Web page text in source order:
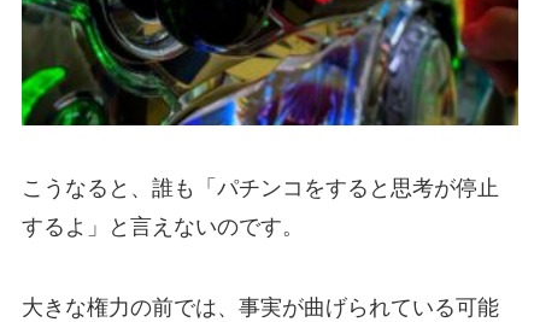
こうなると、誰も「パチンコをすると思考が停止
するよ」と言えないのです。
大きな権力の前では、事実が曲げられている可能